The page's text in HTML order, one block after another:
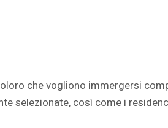
che vogliono immergersi
selezionate, così come i